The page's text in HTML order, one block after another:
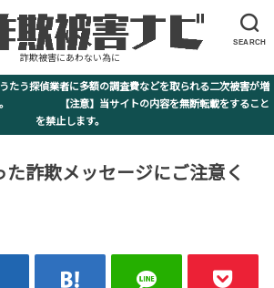
SEARCH
詐欺被害にあわない為に
たう探偵業者に多額の調査費などを取られる二次被害が増
い。 【注意】当サイトの内容を無断転載をすること
を禁止します。
た詐欺メッセージにご注意く